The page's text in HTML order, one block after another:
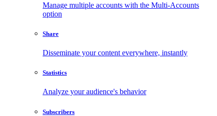
Manage multiple accounts with the Multi-Accounts
option
Share
Disseminate your content everywhere, instantly
Statistics
Analyze your audience's behavior
Subscribers